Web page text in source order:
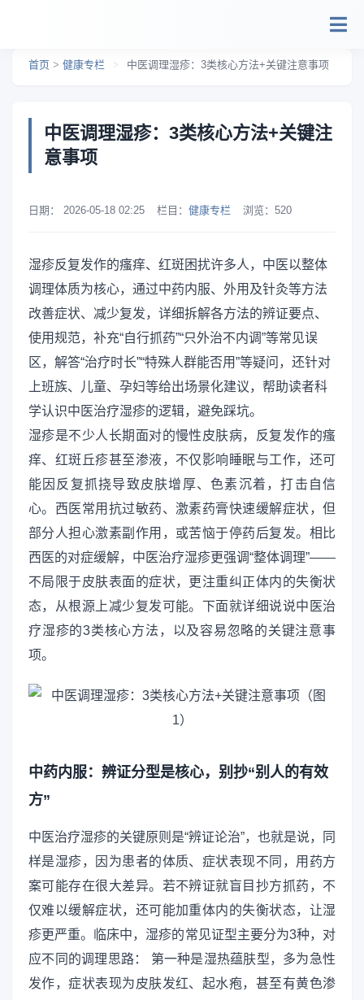
首页 > 健康专栏 > 中医调理湿疹：3类核心方法+关键注意事项
中医调理湿疹：3类核心方法+关键注
意事项
日期： 2026-05-18 02:25 栏目： 健康专栏 浏览： 520
湿疹反复发作的瘙痒、红斑困扰许多人，中医以整体
调理体质为核心，通过中药内服、外用及针灸等方法
改善症状、减少复发，详细拆解各方法的辨证要点、
使用规范，补充“自行抓药”“只外治不内调”等常见误
区，解答“治疗时长”“特殊人群能否用”等疑问，还针对
上班族、儿童、孕妇等给出场景化建议，帮助读者科
学认识中医治疗湿疹的逻辑，避免踩坑。
湿疹是不少人长期面对的慢性皮肤病，反复发作的瘙
痒、红斑丘疹甚至渗液，不仅影响睡眠与工作，还可
能因反复抓挠导致皮肤增厚、色素沉着，打击自信
心。西医常用抗过敏药、激素药膏快速缓解症状，但
部分人担心激素副作用，或苦恼于停药后复发。相比
西医的对症缓解，中医治疗湿疹更强调“整体调理”——
不局限于皮肤表面的症状，更注重纠正体内的失衡状
态，从根源上减少复发可能。下面就详细说说中医治
疗湿疹的3类核心方法，以及容易忽略的关键注意事
项。
中药内服：辨证分型是核心，别抄“别人的有效
方”
中医治疗湿疹的关键原则是“辨证论治”，也就是说，同
样是湿疹，因为患者的体质、症状表现不同，用药方
案可能存在很大差异。若不辨证就盲目抄方抓药，不
仅难以缓解症状，还可能加重体内的失衡状态，让湿
疹更严重。临床中，湿疹的常见证型主要分为3种，对
应不同的调理思路： 第一种是湿热蕴肤型，多为急性
发作，症状表现为皮肤发红、起水疱，甚至有黄色渗